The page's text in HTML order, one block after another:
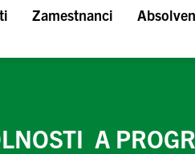
Zamestnanci
A